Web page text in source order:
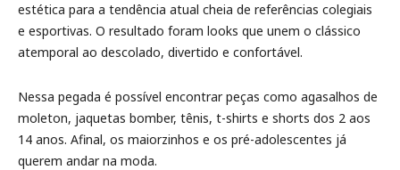
estética para a tendência atual cheia de referências colegiais
e esportivas. O resultado foram looks que unem o clássico
atemporal ao descolado, divertido e confortável.
Nessa pegada é possível encontrar peças como agasalhos de
moleton, jaquetas bomber, tênis, t-shirts e shorts dos 2 aos
14 anos. Afinal, os maiorzinhos e os pré-adolescentes já
querem andar na moda.